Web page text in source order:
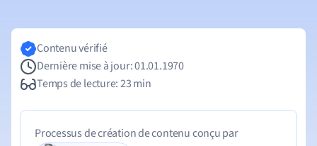
Contenu vérifié
Dernière mise à jour: 01.01.1970
Temps de lecture: 23 min
Processus de création de contenu conçu par